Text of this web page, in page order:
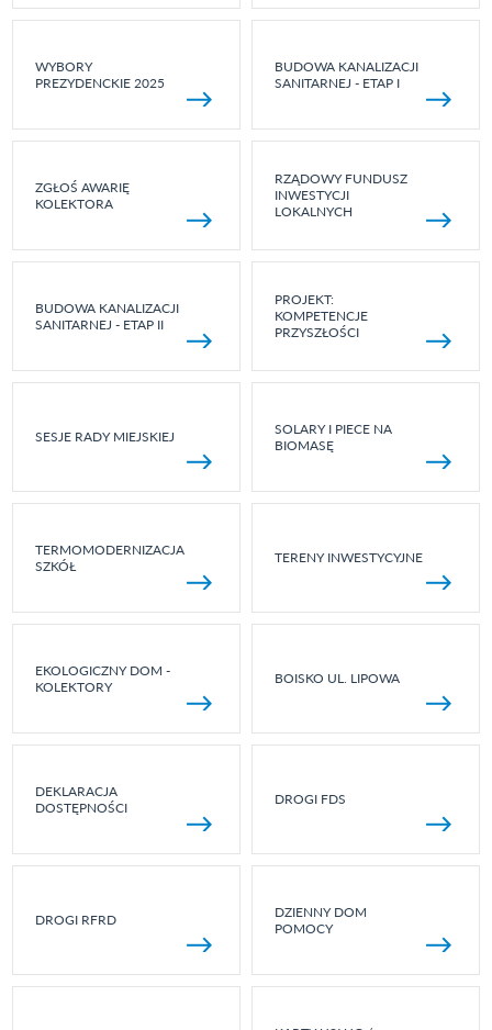
WYBORY
PREZYDENCKIE 2025
BUDOWA KANALIZACJI
SANITARNEJ - ETAP I
ZGŁOŚ AWARIĘ
KOLEKTORA
RZĄDOWY FUNDUSZ
INWESTYCJI
LOKALNYCH
BUDOWA KANALIZACJI
SANITARNEJ - ETAP II
PROJEKT:
KOMPETENCJE
PRZYSZŁOŚCI
SESJE RADY MIEJSKIEJ
SOLARY I PIECE NA
BIOMASĘ
TERMOMODERNIZACJA
SZKÓŁ
TERENY INWESTYCYJNE
EKOLOGICZNY DOM -
KOLEKTORY
BOISKO UL. LIPOWA
DEKLARACJA
DOSTĘPNOŚCI
DROGI FDS
DROGI RFRD
DZIENNY DOM
POMOCY